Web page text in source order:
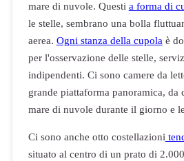
mare di nuvole. Questi a forma di
le stelle, sembrano una bolla
aerea. Ogni stanza della cupolaè
per l'osservazione delle stelle,
indipendenti. Ci sono camere da
grande piattaforma panoramica, da
mare di nuvole durante il giorno e
Ci sono anche otto costellazioni
situato al centro di un prato di